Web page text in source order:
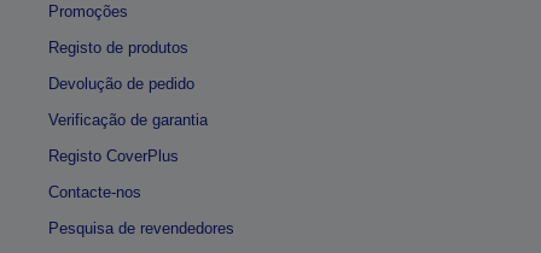
Promoções
Registo de produtos
Devolução de pedido
Verificação de garantia
Registo CoverPlus
Contacte-nos
Pesquisa de revendedores